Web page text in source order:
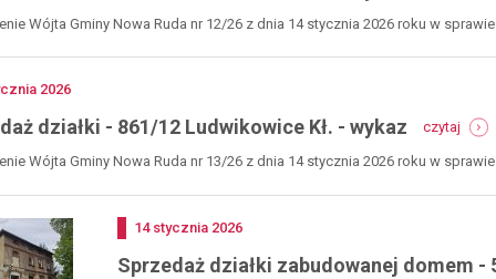
- Gmina
lipca 2026 -
nowej infrastruktury
Radków niedziela, 26
przy ul. Sikorskiego w
9:45 uroczystość
start wyścigu
Grand Prix Radkowa -
Pierogowe Love, sobota, 25
lipca 2026
gość specjalny: Grażyna Zielińska "Buba"
śladach nietoperzy strefa dziecka
czytaj-
love,
lipca
861/
wykaz
Wójta Gminy Nowa Ruda nr 12/26 z dnia 14 stycznia 2026 roku w
2026
działki - 861/12 Ludwikowice Kł. - wykaz czytaj
861/
-
Wójta Gminy Nowa Ruda nr 13/26 z dnia 14 stycznia 2026 roku w
Dodano
14 stycznia 2026
Sprzedaż działki zabudowanej domem -